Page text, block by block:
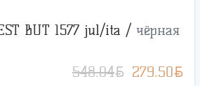
BUT 1577 jul/ita / чёрная
548.04BYN 279.50BYN